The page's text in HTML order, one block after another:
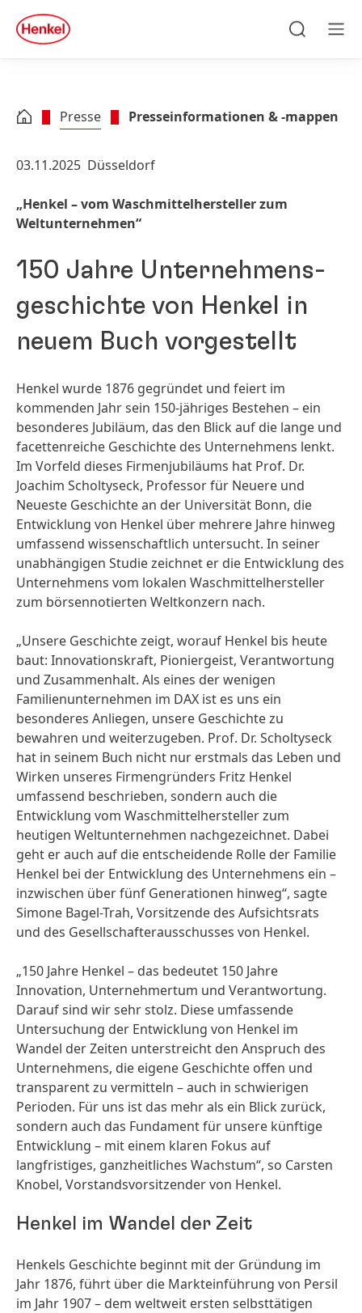
Zu Footer springen
quick
search
Presse Presseinformationen & -mappen
03.11.2025 Düsseldorf
„Henkel – vom Waschmittelhersteller zum
Weltunternehmen“
150 Jahre Unternehmens­
geschichte von Henkel in
neuem Buch vorgestellt
Henkel wurde 1876 gegründet und feiert im
kommenden Jahr sein 150-jähriges Bestehen – ein
besonderes Jubiläum, das den Blick auf die lange und
facettenreiche Geschichte des Unternehmens lenkt.
Im Vorfeld dieses Firmenjubiläums hat Prof. Dr.
Joachim Scholtyseck, Professor für Neuere und
Neueste Geschichte an der Universität Bonn, die
Entwicklung von Henkel über mehrere Jahre hinweg
umfassend wissenschaftlich untersucht. In seiner
unabhängigen Studie zeichnet er die Entwicklung des
Unternehmens vom lokalen Waschmittelhersteller
zum börsennotierten Weltkonzern nach.
„Unsere Geschichte zeigt, worauf Henkel bis heute
baut: Innovationskraft, Pioniergeist, Verantwortung
und Zusammenhalt. Als eines der wenigen
Familienunternehmen im DAX ist es uns ein
besonderes Anliegen, unsere Geschichte zu
bewahren und weiterzugeben. Prof. Dr. Scholtyseck
hat in seinem Buch nicht nur erstmals das Leben und
Wirken unseres Firmengründers Fritz Henkel
umfassend beschrieben, sondern auch die
Entwicklung vom Waschmittelhersteller zum
heutigen Weltunternehmen nachgezeichnet. Dabei
geht er auch auf die entscheidende Rolle der Familie
Henkel bei der Entwicklung des Unternehmens ein –
inzwischen über fünf Generationen hinweg“, sagte
Simone Bagel-Trah, Vorsitzende des Aufsichtsrats
und des Gesellschafterausschusses von Henkel.
„150 Jahre Henkel – das bedeutet 150 Jahre
Innovation, Unternehmertum und Verantwortung.
Darauf sind wir sehr stolz. Diese umfassende
Untersuchung der Entwicklung von Henkel im
Wandel der Zeiten unterstreicht den Anspruch des
Unternehmens, die eigene Geschichte offen und
transparent zu vermitteln – auch in schwierigen
Perioden. Für uns ist das mehr als ein Blick zurück,
sondern auch das Fundament für unsere künftige
Entwicklung – mit einem klaren Fokus auf
langfristiges, ganzheitliches Wachstum“, so Carsten
Knobel, Vorstandsvorsitzender von Henkel.
Henkel im Wandel der Zeit
Henkels Geschichte beginnt mit der Gründung im
Jahr 1876, führt über die Markteinführung von Persil
im Jahr 1907 – dem weltweit ersten selbsttätigen